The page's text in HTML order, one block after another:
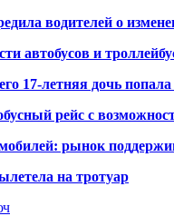
водителей о
автобусов и
17-летняя дочь
рейс с
рынок
на тротуар